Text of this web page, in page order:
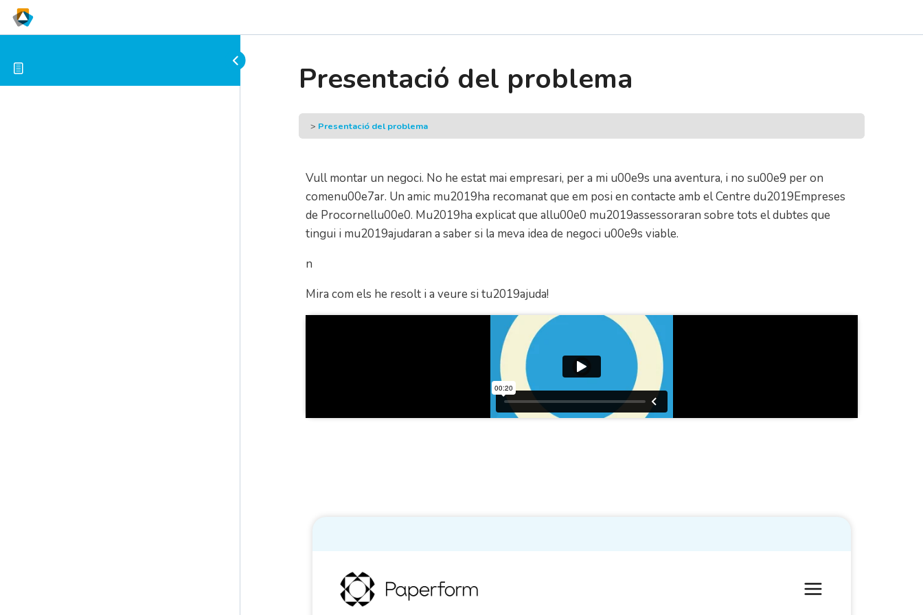
Presentació del problema
Presentació del problema
Vull montar un negoci. No he estat mai empresari, per a mi u00e9s una aventura, i no su00e9 per on
comenu00e7ar. Un amic mu2019ha recomanat que em posi en contacte amb el Centre du2019Empreses
de Procornellu00e0. Mu2019ha explicat que allu00e0 mu2019assessoraran sobre tots el dubtes que
tingui i mu2019ajudaran a saber si la meva idea de negoci u00e9s viable.
n
Mira com els he resolt i a veure si tu2019ajuda!